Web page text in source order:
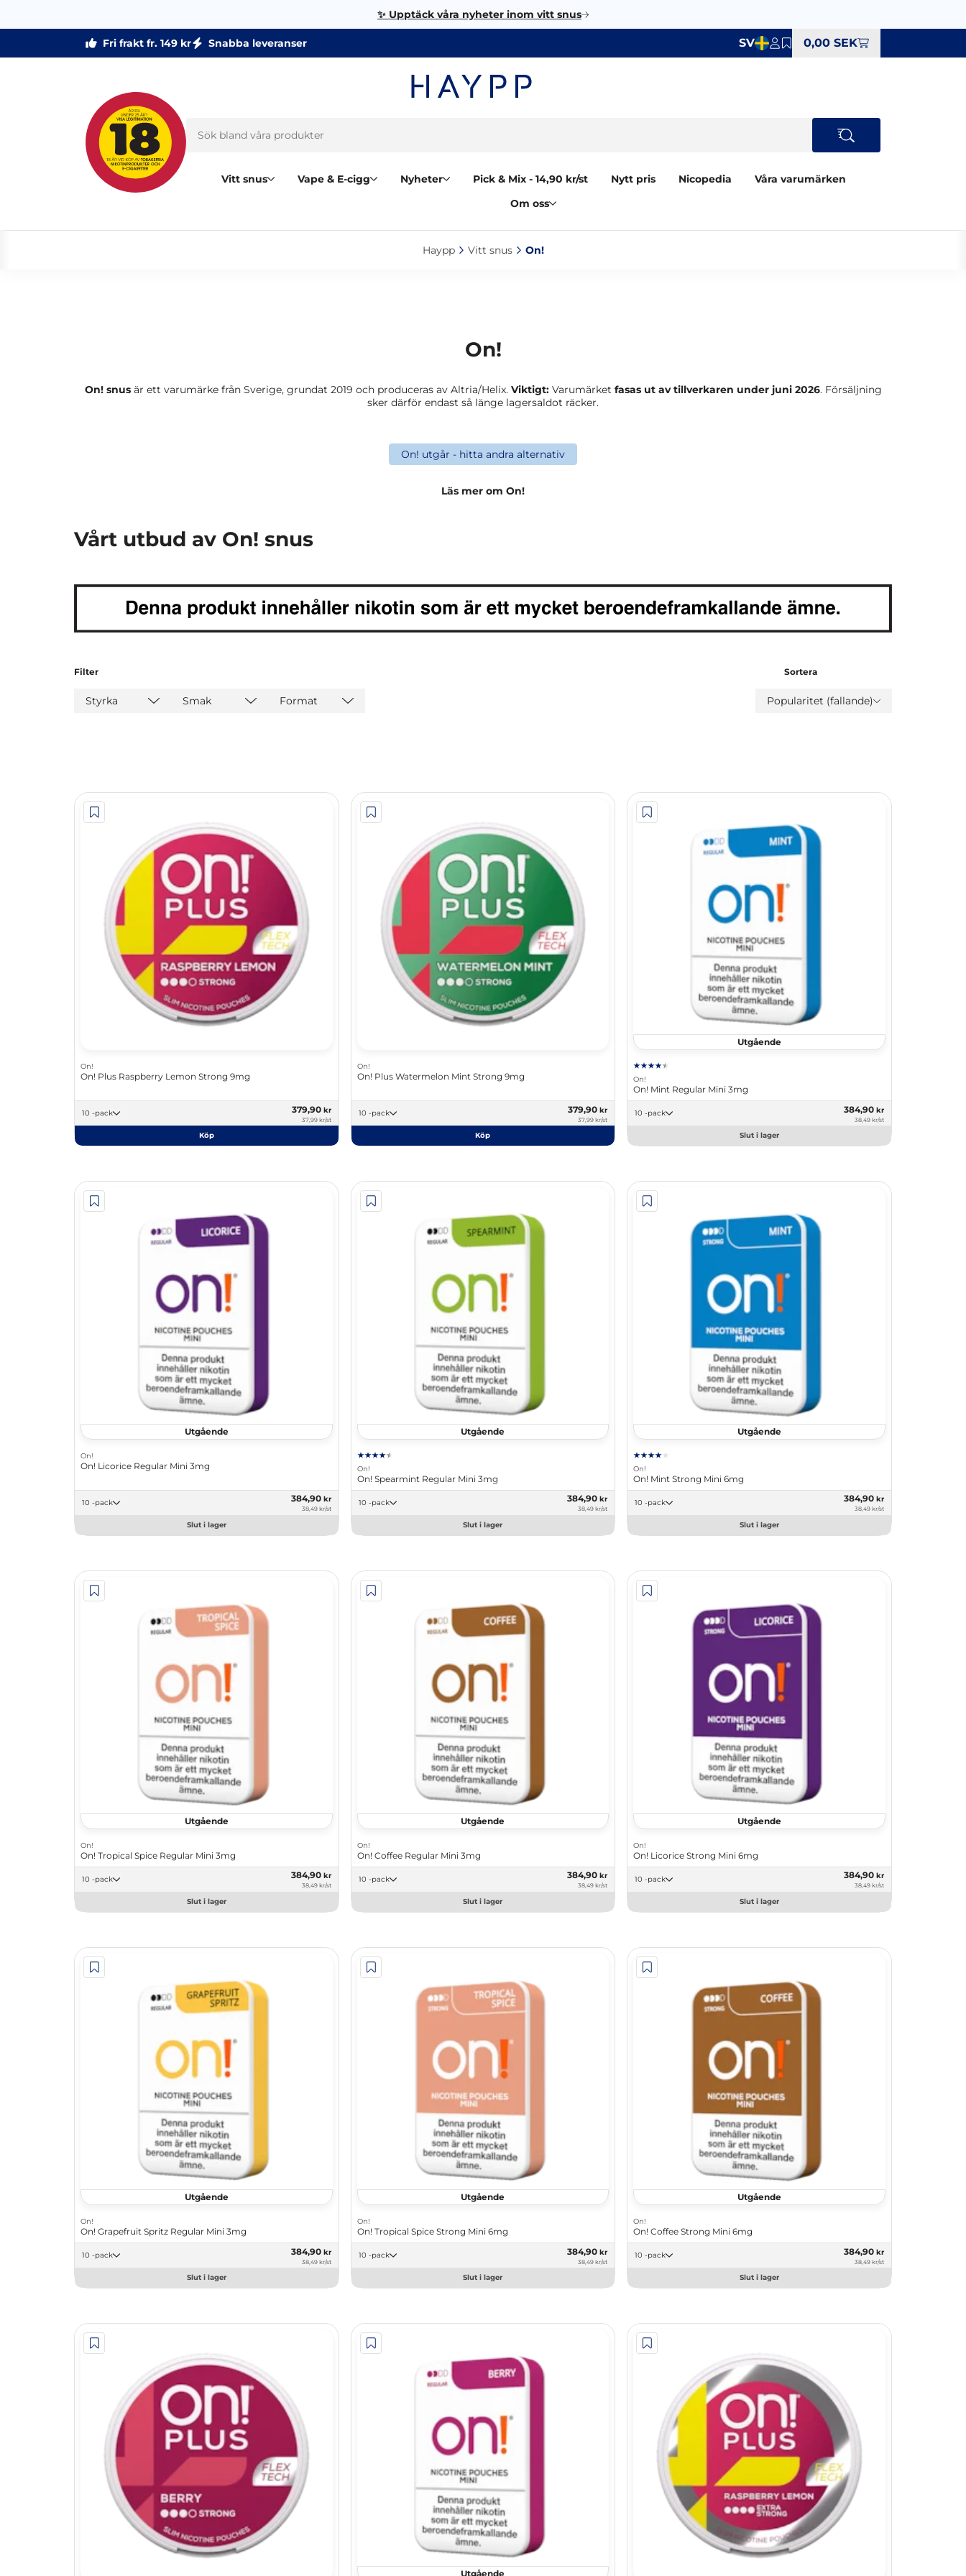
✨ Upptäck våra nyheter inom vitt snus
Fri frakt fr. 149 kr Snabba leveranser SV 0,00 SEK
Vitt snus Vape & E-cigg Nyheter Pick & Mix - 14,90 kr/st Nytt pris Nicopedia
Våra varumärken
Om oss
Haypp‎ Vitt snus‎ On!‎
On!
On! snusär ett varumärke från Sverige, grundat 2019 och produceras av Altria/Helix. Viktigt:Varumärket fasas ut av tillverkaren under juni 2026. Försäljning
sker därför endast så länge lagersaldot räcker.
On! utgår - hitta andra alternativ
Läs mer om On!
Vårt utbud av On! snus
Filter Sortera
Popularitet (fallande)
Styrka Smak Format
On!
On! Plus Raspberry Lemon Strong 9mg
10 -pack 379,90 kr
37,99 kr/st
Köp
On!
On! Plus Watermelon Mint Strong 9mg
10 -pack 379,90kr
37,99 kr/st
Köp
Utgående
On!
On! Mint Regular Mini 3mg
10 -pack 384,90 kr
38,49 kr/st
Slut i lager
Utgående
On!
On! Licorice Regular Mini 3mg
10 -pack 384,90 kr
38,49 kr/st
Slut i lager
Utgående
On!
On! Spearmint Regular Mini 3mg
10 -pack 384,90kr
38,49 kr/st
Slut i lager
Utgående
On!
On! Mint Strong Mini 6mg
10 -pack 384,90 kr
38,49 kr/st
Slut i lager
Utgående
On!
On! Tropical Spice Regular Mini 3mg
10 -pack 384,90 kr
38,49 kr/st
Slut i lager
Utgående
On!
On! Coffee Regular Mini 3mg
10 -pack 384,90kr
38,49 kr/st
Slut i lager
Utgående
On!
On! Licorice Strong Mini 6mg
10 -pack 384,90 kr
38,49 kr/st
Slut i lager
Utgående
On!
On! Grapefruit Spritz Regular Mini 3mg
10 -pack 384,90 kr
38,49 kr/st
Slut i lager
Utgående
On!
On! Tropical Spice Strong Mini 6mg
10 -pack 384,90kr
38,49 kr/st
Slut i lager
Utgående
On!
On! Coffee Strong Mini 6mg
10 -pack 384,90 kr
38,49 kr/st
Slut i lager
Utgående